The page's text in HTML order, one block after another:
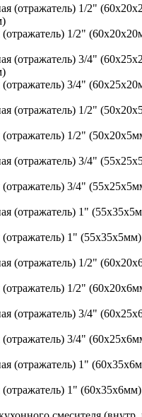
1/2"
3/4"
(отражатель) 1/2"
(отражатель) 3/4"
(отражатель) 1"
1/2"
3/4"
1" (60х35х6мм)